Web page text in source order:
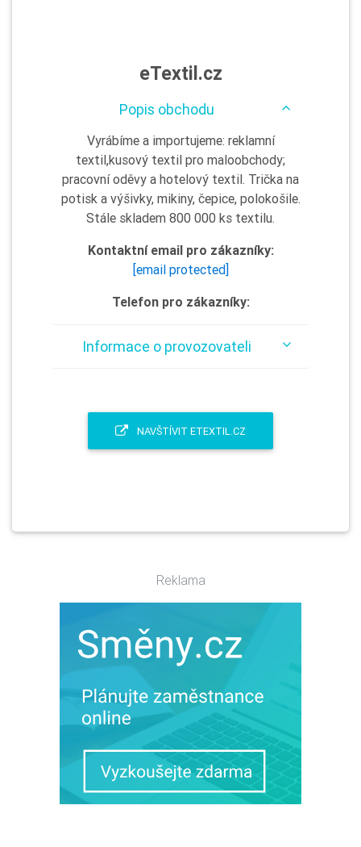
eTextil.cz
Popis obchodu
Vyrábíme a importujeme: reklamní
textil,kusový textil pro maloobchody;
pracovní oděvy a hotelový textil. Trička na
potisk a výšivky, mikiny, čepice, polokošile.
Stále skladem 800 000 ks textilu.
Kontaktní email pro zákazníky:
[email protected]
Telefon pro zákazníky:
Informace o provozovateli
NAVŠTÍVIT ETEXTIL.CZ
Reklama